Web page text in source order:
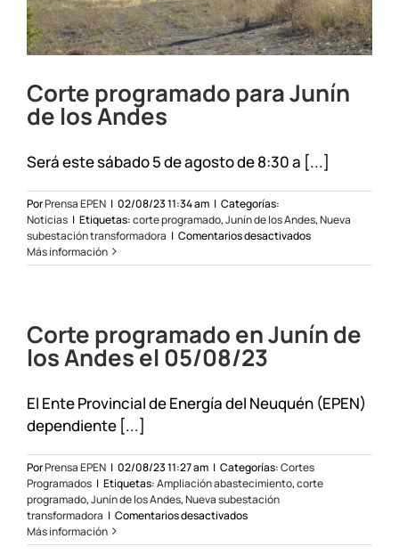
Corte programado para Junín
de los Andes
Será este sábado 5 de agosto de 8:30 a [...]
PorPrensa EPEN | 02/08/23 11:34 am | Categorías:
Noticias | Etiquetas:corte programado,Junín de los Andes,Nueva
subestación transformadora | Comentarios desactivadosen
programado
los
Andes
Más información
Corte programado en Junín de
los Andes el 05/08/23
El Ente Provincial de Energía del Neuquén (EPEN)
dependiente [...]
PorPrensa EPEN | 02/08/23 11:27 am | Categorías:Cortes
Programados | Etiquetas:Ampliación abastecimiento,corte
programado,Junín de los Andes,Nueva subestación
transformadora | Comentarios desactivadosen
programado
Más información